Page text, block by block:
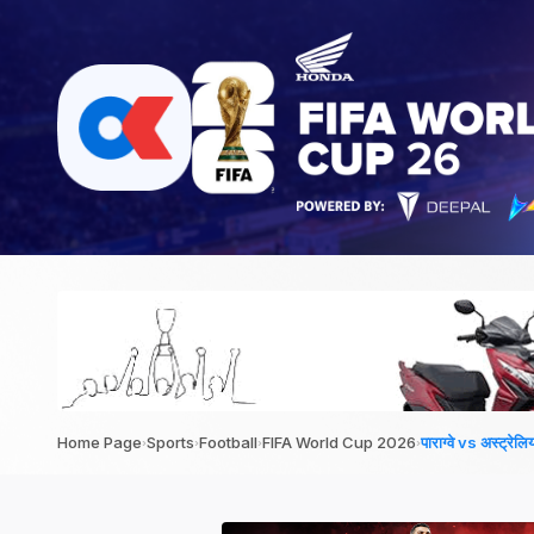
Home Page›Sports›Football›FIFA World Cup 2026›पाराग्वे vs